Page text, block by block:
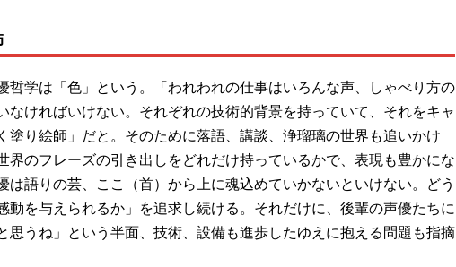
哲学は「色」という。「われわれの仕事はいろんな声、しゃべり方の
なければいけない。それぞれの技術的背景を持っていて、それをキャ
塗り絵師」だと。そのために落語、講談、浄瑠璃の世界も追いかけ
界のフレーズの引き出しをどれだけ持っているかで、表現も豊かにな
は語りの芸、ここ（首）から上に魂込めていかないといけない。どう
動を与えられるか」を追求し続ける。それだけに、後輩の声優たちに
思うね」という半面、技術、設備も進歩したゆえに抱える問題も指摘